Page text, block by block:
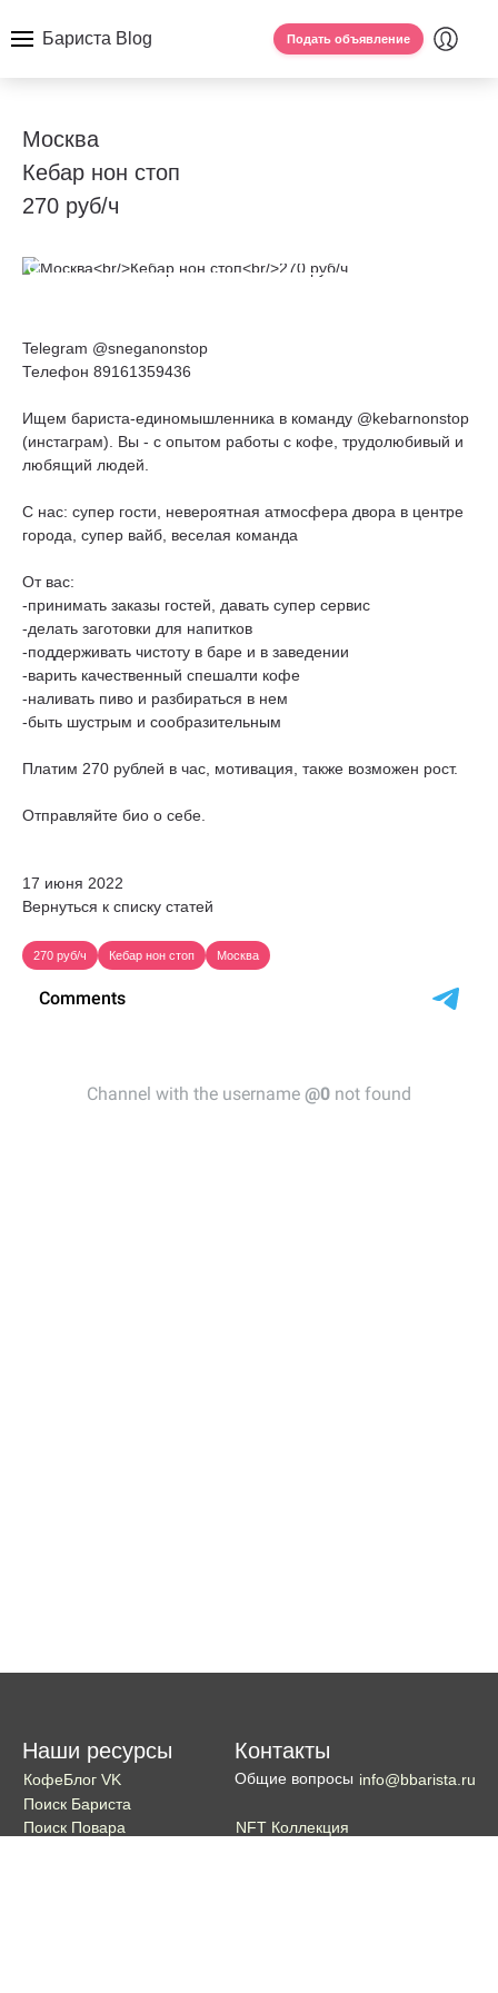
Бариста Blog Подать объявление
Москва
Кебар нон стоп
270 руб/ч
Telegram @sneganonstop
Телефон 89161359436
Ищем бариста-единомышленника в команду @kebarnonstop
(инстаграм). Вы - с опытом работы с кофе, трудолюбивый и
любящий людей.
С нас: супер гости, невероятная атмосфера двора в центре
города, супер вайб, веселая команда
От вас:
-принимать заказы гостей, давать супер сервис
-делать заготовки для напитков
-поддерживать чистоту в баре и в заведении
-варить качественный спешалти кофе
-наливать пиво и разбираться в нем
-быть шустрым и сообразительным
Платим 270 рублей в час, мотивация, также возможен рост.
Отправляйте био о себе.
17 июня 2022
Вернуться к списку статей
270 руб/ч Кебар нон стоп Москва
Наши ресурсы
КофеБлог VK
Поиск Бариста
Поиск Повара
Контакты
Общие вопросы info@bbarista.ru
NFT Коллекция